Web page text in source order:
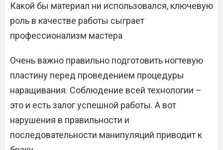
Какой бы материал ни использовался, ключевую
роль в качестве работы сыграет
профессионализм мастера
Очень важно правильно подготовить ногтевую
пластину перед проведением процедуры
наращивания. Соблюдение всей технологии –
это и есть залог успешной работы. А вот
нарушения в правильности и
последовательности манипуляций приводит к